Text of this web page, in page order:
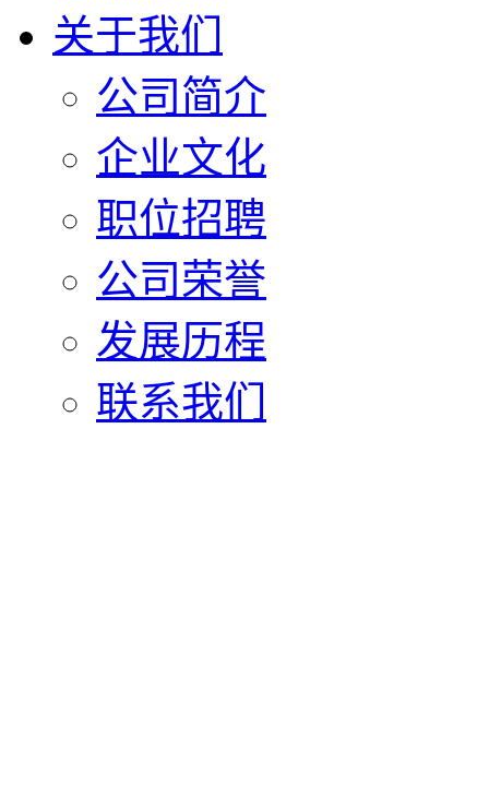
关于我们
公司简介
企业文化
职位招聘
公司荣誉
发展历程
联系我们